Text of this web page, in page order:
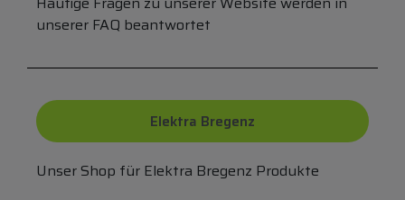
unserer FAQ beantwortet
Elektra Bregenz
Unser Shop für Elektra Bregenz Produkte